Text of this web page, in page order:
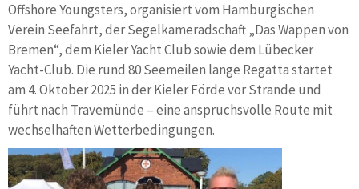
Offshore Youngsters, organisiert vom Hamburgischen
Verein Seefahrt, der Segelkameradschaft „Das Wappen von
Bremen“, dem Kieler Yacht Club sowie dem Lübecker
Yacht-Club. Die rund 80 Seemeilen lange Regatta startet
am 4. Oktober 2025 in der Kieler Förde vor Strande und
führt nach Travemünde – eine anspruchsvolle Route mit
wechselhaften Wetterbedingungen.